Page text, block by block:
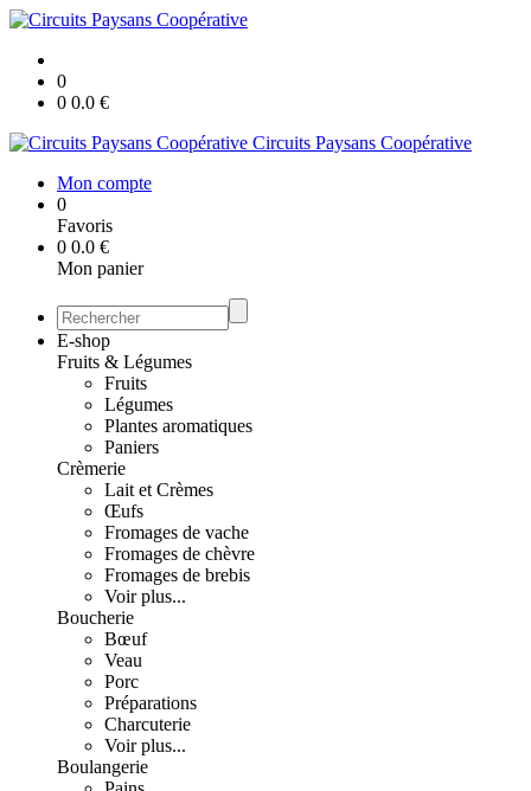
0
0 0.0 €
Circuits Paysans Coopérative
Mon compte
0
Favoris
0 0.0 €
Mon panier
E-shop
Fruits & Légumes
Fruits
Légumes
Plantes aromatiques
Paniers
Crèmerie
Lait et Crèmes
Œufs
Fromages de vache
Fromages de chèvre
Fromages de brebis
Voir plus...
Boucherie
Bœuf
Veau
Porc
Préparations
Charcuterie
Voir plus...
Boulangerie